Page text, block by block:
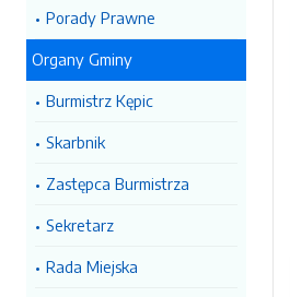
Porady Prawne
Organy Gminy
Burmistrz Kępic
Skarbnik
Zastępca Burmistrza
Sekretarz
Rada Miejska